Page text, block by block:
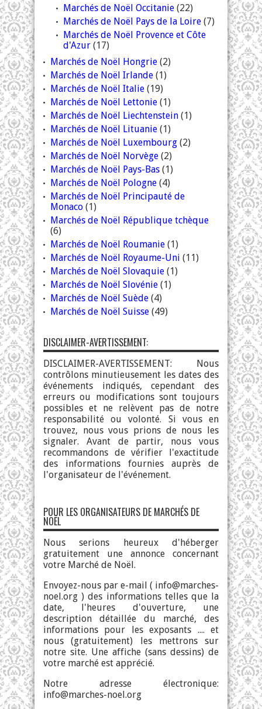
Marchés de Noël Occitanie (22)
Marchés de Noël Pays de la Loire (7)
Marchés de Noël Provence et Côte
d'Azur (17)
Marchés de Noël Hongrie (2)
Marchés de Noël Irlande (1)
Marchés de Noël Italie (19)
Marchés de Noël Lettonie (1)
Marchés de Noël Liechtenstein (1)
Marchés de Noël Lituanie (1)
Marchés de Noël Luxembourg (2)
Marchés de Noël Norvège (2)
Marchés de Noël Pays-Bas (1)
Marchés de Noël Pologne (4)
Marchés de Noël Principauté de
Monaco (1)
Marchés de Noël République tchèque
(6)
Marchés de Noël Roumanie (1)
Marchés de Noël Royaume-Uni (11)
Marchés de Noël Slovaquie (1)
Marchés de Noël Slovénie (1)
Marchés de Noël Suède (4)
Marchés de Noël Suisse (49)
DISCLAIMER-AVERTISSEMENT:
DISCLAIMER-AVERTISSEMENT: Nous
contrôlons minutieusement les dates des
événements indiqués, cependant des
erreurs ou modifications sont toujours
possibles et ne relèvent pas de notre
responsabilité ou volonté. Si vous en
trouvez, nous vous prions de nous les
signaler. Avant de partir, nous vous
recommandons de vérifier l'exactitude
des informations fournies auprès de
l'organisateur de l'événement.
POUR LES ORGANISATEURS DE MARCHÉS DE
NOËL
Nous serions heureux d'héberger
gratuitement une annonce concernant
votre Marché de Noël.
Envoyez-nous par e-mail ( info@marches-
noel.org ) des informations telles que la
date, l'heures d'ouverture, une
description détaillée du marché, des
informations pour les exposants .... et
nous (gratuitement) les mettrons sur
notre site. Une affiche (sans dessins) de
votre marché est apprécié.
Notre adresse électronique:
info@marches-noel.org